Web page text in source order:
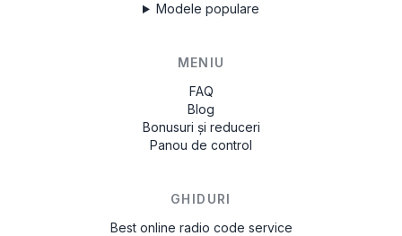
Modele populare
MENIU
FAQ
Blog
Bonusuri și reduceri
Panou de control
GHIDURI
Best online radio code service